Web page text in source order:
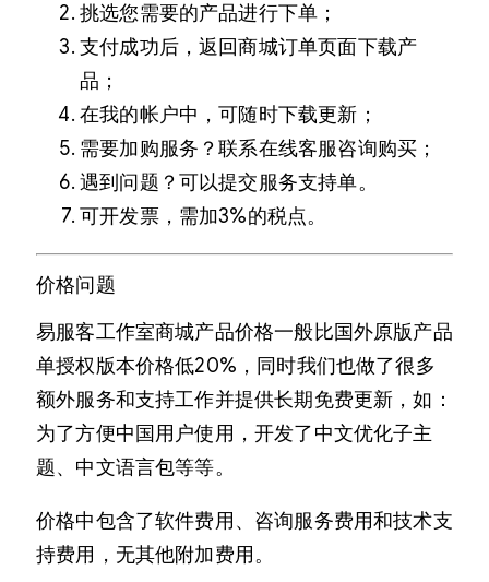
挑选您需要的产品进行下单；
支付成功后，返回商城订单页面下载产
品；
在我的帐户中，可随时下载更新；
需要加购服务？联系在线客服咨询购买；
遇到问题？可以提交服务支持单。
可开发票，需加3%的税点。
价格问题
易服客工作室商城产品价格一般比国外原版产品
单授权版本价格低20%，同时我们也做了很多
额外服务和支持工作并提供长期免费更新，如：
为了方便中国用户使用，开发了中文优化子主
题、中文语言包等等。
价格中包含了软件费用、咨询服务费用和技术支
持费用，无其他附加费用。